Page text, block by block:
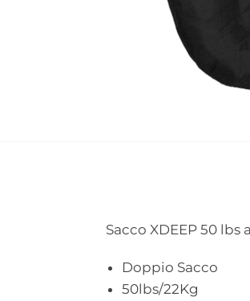
Sacco XDEEP 50 lbs
Doppio Sacco
50lbs/22Kg